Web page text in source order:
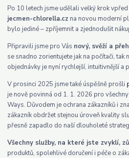
Po 10 letech jsme udělali velký krok
jecmen-chlorella.cz na novou moderní
bylo jediné – zpříjemnit a zjednodušit
Připravili jsme pro Vás nový, svěží a
se snadno zorientujete jak na počítači, tak
objednávky je nyní rychlejší, intuitivnější a
V prosinci 2025 jsme také úspěšně prošli
je nově povinná od 1. 1. 2026 pro
Ways. Důvodem je ochrana zákazníků i
zákazník obdržet stejnou úroveň kvality
přesně zapadlo do naší dlouholeté
Všechny služby, na které jste zvyklí,
produktů, spolehlivé doručení i péče o